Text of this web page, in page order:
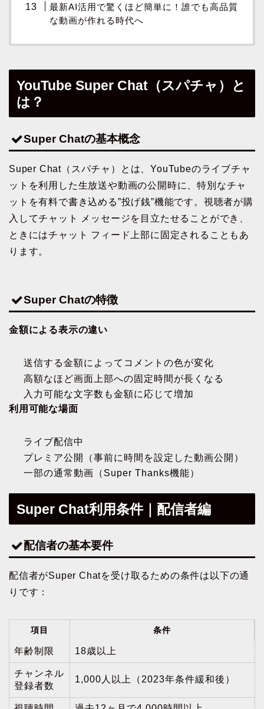
最新AI活用で驚くほど簡単に！誰でも高品質
な動画が作れる時代へ
YouTube Super Chat（スパチャ）と
は？
Super Chatの基本概念
Super Chat（スパチャ）とは、YouTubeのライブチャ
ットを利用した生放送や動画の公開時に、特別なチャ
ットを有料で書き込める”投げ銭”機能です。視聴者が購
入してチャット メッセージを目立たせることができ、
ときにはチャット フィード上部に固定されることもあ
ります。
Super Chatの特徴
金額による表示の違い
送信する金額によってコメントの色が変化
高額なほど画面上部への固定時間が長くなる
入力可能な文字数も金額に応じて増加
利用可能な場面
ライブ配信中
プレミア公開（事前に時間を設定した動画公開）
一部の通常動画（Super Thanks機能）
Super Chat利用条件｜配信者編
配信者の基本要件
配信者がSuper Chatを受け取るための条件は以下の通
りです：
項目 条件
年齢制限 18歳以上
チャンネル
登録者数
1,000人以上（2023年条件緩和後）